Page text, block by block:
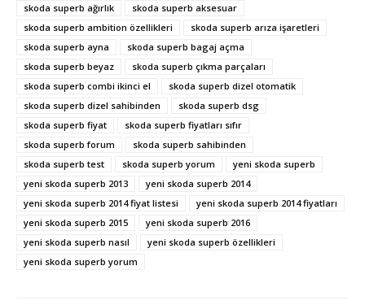
skoda superb ağırlık
skoda superb aksesuar
skoda superb ambition özellikleri
skoda superb arıza işaretleri
skoda superb ayna
skoda superb bagaj açma
skoda superb beyaz
skoda superb çıkma parçaları
skoda superb combi ikinci el
skoda superb dizel otomatik
skoda superb dizel sahibinden
skoda superb dsg
skoda superb fiyat
skoda superb fiyatları sıfır
skoda superb forum
skoda superb sahibinden
skoda superb test
skoda superb yorum
yeni skoda superb
yeni skoda superb 2013
yeni skoda superb 2014
yeni skoda superb 2014 fiyat listesi
yeni skoda superb 2014 fiyatları
yeni skoda superb 2015
yeni skoda superb 2016
yeni skoda superb nasıl
yeni skoda superb özellikleri
yeni skoda superb yorum